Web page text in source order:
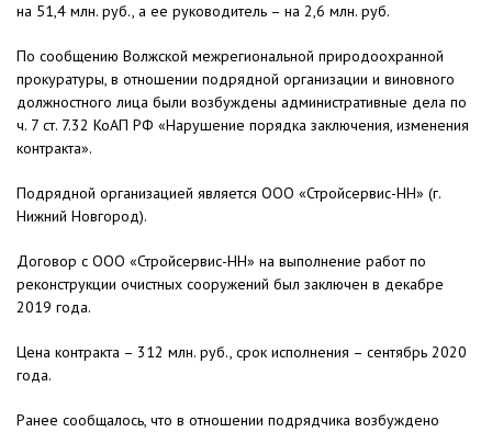
на 51,4 млн. руб., а ее руководитель – на 2,6 млн. руб.
По сообщению Волжской межрегиональной природоохранной
прокуратуры, в отношении подрядной организации и виновного
должностного лица были возбуждены административные дела по
ч. 7 ст. 7.32 КоАП РФ «Нарушение порядка заключения, изменения
контракта».
Подрядной организацией является ООО «Стройсервис-НН» (г.
Нижний Новгород).
Договор с ООО «Стройсервис-НН» на выполнение работ по
реконструкции очистных сооружений был заключен в декабре
2019 года.
Цена контракта – 312 млн. руб., срок исполнения – сентябрь 2020
года.
Ранее сообщалось, что в отношении подрядчика возбуждено